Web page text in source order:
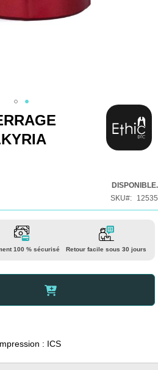
DISPONIBLE.
SKU
12535
100 % sécurisé Retour facile sous 30 jours
: ICS